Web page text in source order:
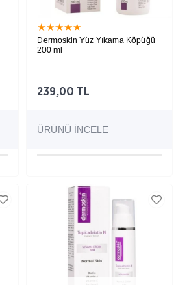
★★★★★
Dermoskin Yüz Yıkama Köpüğü
200 ml
239,00 TL
ÜRÜNÜ İNCELE